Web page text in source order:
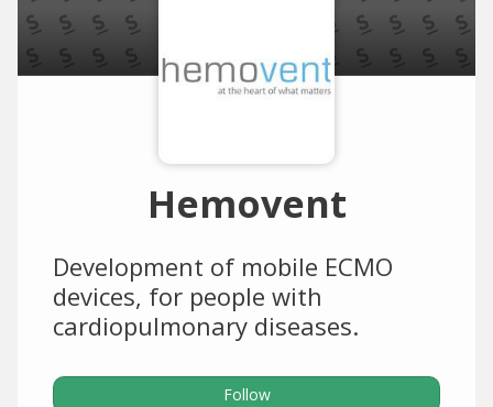
Hemovent
Development of mobile ECMO
devices, for people with
cardiopulmonary diseases.
Follow